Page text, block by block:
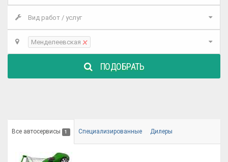
Вид работ / услуг
Менделеевская ×
ПОДОБРАТЬ
Все автосервисы 1 Специализированные Дилеры